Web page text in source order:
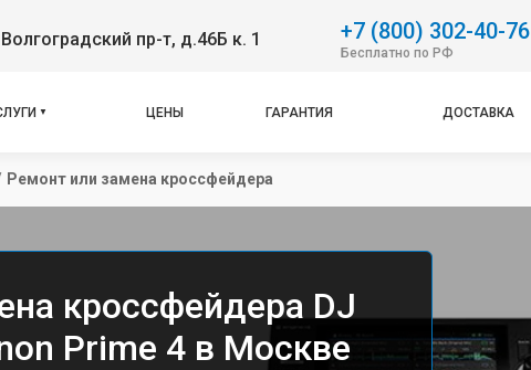
Волгоградский пр-т, д.46Б к. 1 +7 (800) 302-40-76
Бесплатно по РФ
ЦЕНЫ ГАРАНТИЯ ДОСТАВКА
Ремонт или замена кроссфейдера
кроссфейдера DJ
Prime 4 в Москве